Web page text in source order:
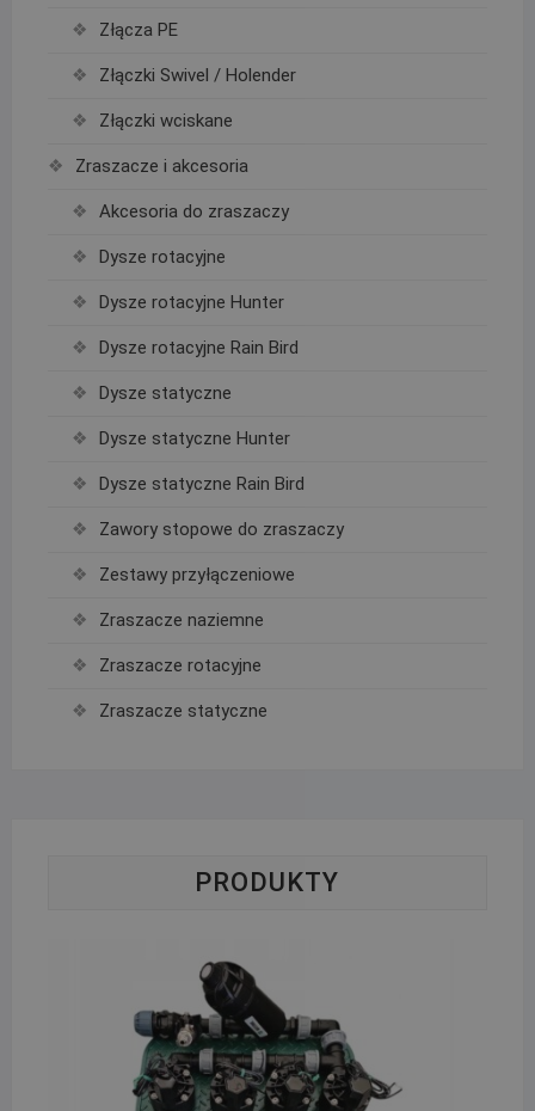
Złącza PE
Złączki Swivel / Holender
Złączki wciskane
Zraszacze i akcesoria
Akcesoria do zraszaczy
Dysze rotacyjne
Dysze rotacyjne Hunter
Dysze rotacyjne Rain Bird
Dysze statyczne
Dysze statyczne Hunter
Dysze statyczne Rain Bird
Zawory stopowe do zraszaczy
Zestawy przyłączeniowe
Zraszacze naziemne
Zraszacze rotacyjne
Zraszacze statyczne
PRODUKTY